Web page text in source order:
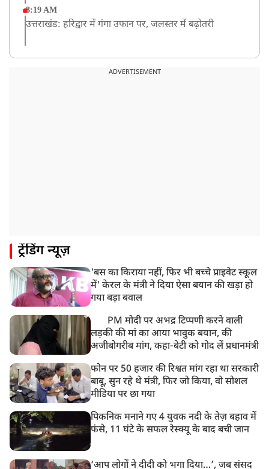
8:19 AM
उत्तराखंड: हरिद्वार में गंगा उफान पर, जलस्तर में बढ़ोतरी
UP: लखनऊ में चलती कार में लगी आग, युवक की जिंदा जलकर
ADVERTISEMENT
ट्रेंडिंग न्यूज़
'बस का किराया नहीं, फिर भी बच्चे प्राइवेट स्कूल
में' केरल के मंत्री ने दिया ऐसा बयान की खड़ा हो
गया बड़ा बवाल
PM मोदी पर अभद्र टिप्पणी करने वाली
लड़की की मां का आया भावुक बयान, की
अजीबोगरीब मांग, कहा-बेटी को गोद लें प्रधानमंत्री
फोन पर 50 हजार की रिश्वत मांग रहा था सरकारी
बाबू, सुन रहे थे मंत्री, फिर जो किया, वो सोशल
मीडिया पर छा गया
पिकनिक मनाने गए 4 युवक नदी के तेज़ बहाव में
फंसे, 11 घंटे के सफल रेस्क्यू के बाद बची जान
‘आप लोगों ने दीदी को भगा दिया…’, जब संसद